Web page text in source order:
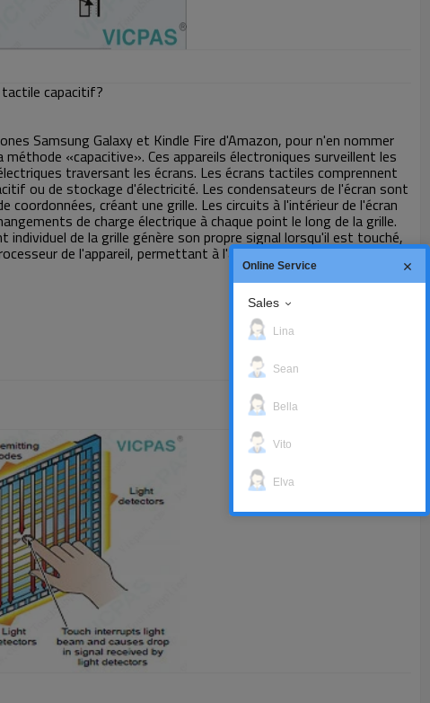
capacitif?
Samsung Galaxy et Kindle Fire d'Amazon, pour n'en nommer
«capacitive». Ces appareils électroniques surveillent les
traversant les écrans. Les écrans tactiles comprennent
ou de stockage d'électricité. Les condensateurs de l'écran sont
coordonnées, créant une grille. Les circuits à l'intérieur de l'écran
de charge électrique à chaque point le long de la grille.
individuel de la grille génère son propre signal lorsqu'il est touché,
de l'appareil, permettant à l'appareil de reconnaître
Online Service
Sales
Lina
Sean
Bella
Vito
Elva